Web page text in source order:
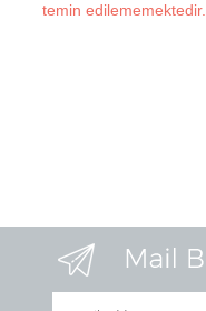
temin edilememektedir.